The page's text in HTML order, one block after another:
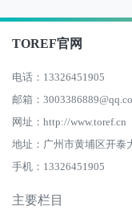
TOREF官网
电话：13326451905
邮箱：
网址：http://www.toref.cn
地址：广州市黄埔区开泰
手机：13326451905
主要栏目